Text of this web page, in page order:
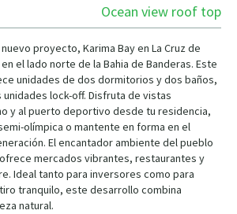
Ocean view roof top
proyecto, Karima Bay en La Cruz de
el lado norte de la Bahia de Banderas. Este
unidades de dos dormitorios y dos baños,
lock-off. Disfruta de vistas
y al puerto deportivo desde tu residencia,
olímpica o mantente en forma en el
El encantador ambiente del pueblo
mercados vibrantes, restaurantes y
Ideal tanto para inversores como para
tranquilo, este desarrollo combina
natural.